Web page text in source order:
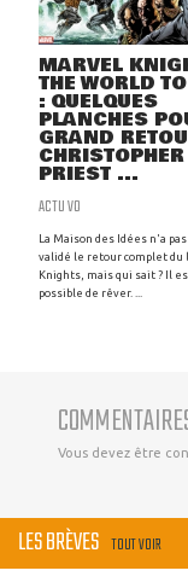
MARVEL
THE WORLD
: QUELQUES
PLANCHES
GRAND
CHRISTOPHER
PRIEST ...
ACTU VO
La Maison des Idées n'a
validé le retour complet du
Knights, mais qui sait ? Il
possible de rêver. ...
Vous devez être
LES BRÈVES TOUT VOIR